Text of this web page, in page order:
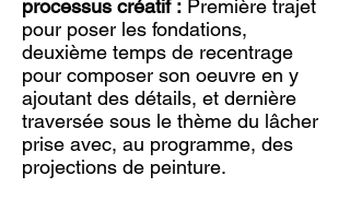
processus créatif : Première trajet
pour poser les fondations,
deuxième temps de recentrage
pour composer son oeuvre en y
ajoutant des détails, et dernière
traversée sous le thème du lâcher
prise avec, au programme, des
projections de peinture.